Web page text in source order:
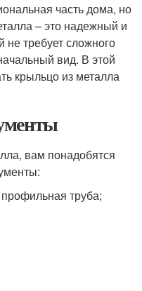
часть дома, но
– это надежный и
требует сложного
вид. В этой
крыльцо из металла
вам понадобятся
труба;